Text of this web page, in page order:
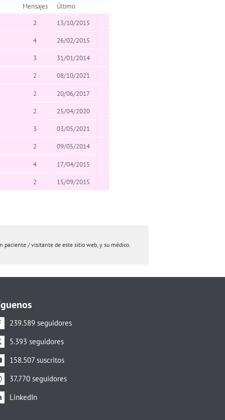
Mensajes
Último
2 13/10/2015
4 26/02/2015
3 31/01/2014
2 08/10/2021
2 20/06/2017
2 25/04/2020
3 03/05/2021
2 09/05/2014
4 17/04/2015
2 15/09/2015
paciente / visitante de este sitio web, y su médico.
239.589 seguidores
5.393 seguidores
158.507 suscritos
37.770 seguidores
LinkedIn